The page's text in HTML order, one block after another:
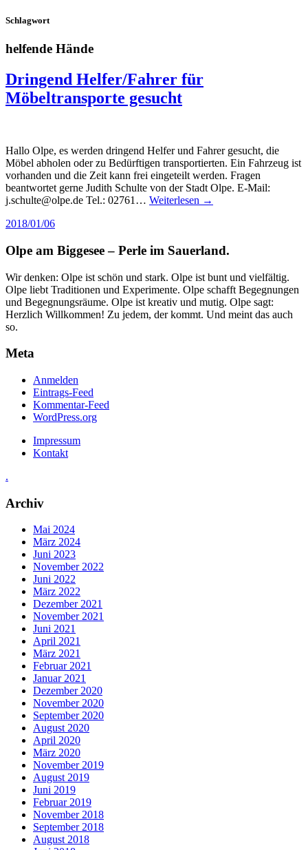
Schlagwort
helfende Hände
Dringend Helfer/Fahrer für
Möbeltransporte gesucht
Hallo Olpe, es werden dringend Helfer und Fahrer gesucht, die
Möbel abholen oder zu Bedürftigen transportierten. Ein Fahrzeug ist
vorhanden und die Zeit kann frei eingeteilt werden. Fragen
beantwortet gerne Judith Schulte von der Stadt Olpe. E-Mail:
j.schulte@olpe.de Tel.: 02761… Weiterlesen →
2018/01/06
Olpe am Biggesee – Perle im Sauerland.
Wir denken: Olpe ist schön und stark. Olpe ist bunt und vielfältig.
Olpe liebt Traditionen und Experimente. Olpe schafft Begegnungen
und Begegnungsräume. Olpe ist kreativ und mutig. Olpe sagt:
Herzlich Willkommen! Zu jedem, der kommt. Und meint das auch
so.
Meta
Anmelden
Eintrags-Feed
Kommentar-Feed
WordPress.org
Impressum
Kontakt
.
Archiv
Mai 2024
März 2024
Juni 2023
November 2022
Juni 2022
März 2022
Dezember 2021
November 2021
Juni 2021
April 2021
März 2021
Februar 2021
Januar 2021
Dezember 2020
November 2020
September 2020
August 2020
April 2020
März 2020
November 2019
August 2019
Juni 2019
Februar 2019
November 2018
September 2018
August 2018